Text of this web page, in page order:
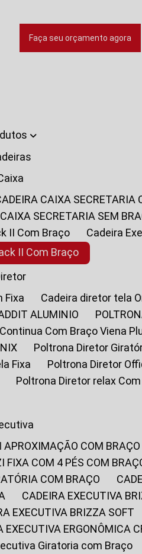
Faça seu orçamento agora
Caixa
CADEIRA CAIXA SECRETARIA
CAIXA SECRETARIA SEM
II Com Braço
Cadeira
II Com Braço
Diretor
Fixa
Cadeira diretor tela
ALUMINIO
Com Braço Viena
Poltrona Diretor
Fixa
Poltrona Diretor
Poltrona Diretor relax
APROXIMAÇÃO COM
FIXA COM 4 PÉS COM
COM BRAÇO
CADEIRA EXECUTIVA
EXECUTIVA BRIZZA SOFT
EXECUTIVA ERGONÔMICA
Giratoria com Braço